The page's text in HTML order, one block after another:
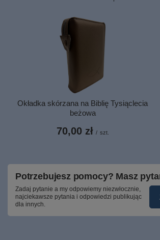
Okładka skórzana na Biblię Tysiąclecia
beżowa
70,00 zł / szt.
Potrzebujesz pomocy? Masz
Zadaj pytanie a my odpowiemy niezwłocznie,
najciekawsze pytania i odpowiedzi publikując
dla innych.